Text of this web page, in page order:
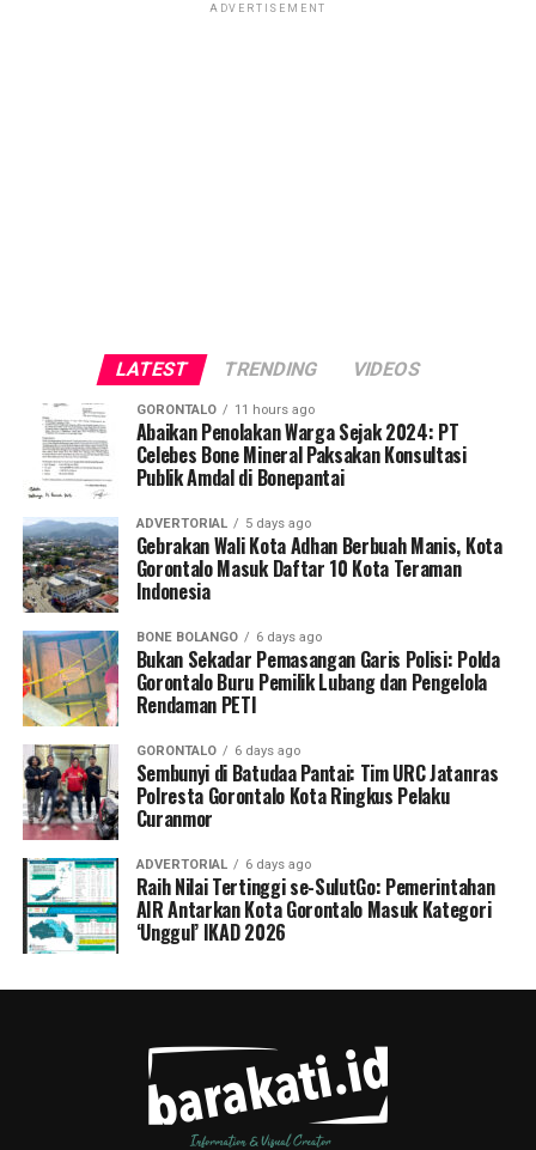
ADVERTISEMENT
LATEST TRENDING VIDEOS
GORONTALO 11 hours ago
Abaikan Penolakan Warga Sejak 2024: PT
Celebes Bone Mineral Paksakan Konsultasi
Publik Amdal di Bonepantai
ADVERTORIAL 5 days ago
Gebrakan Wali Kota Adhan Berbuah Manis, Kota
Gorontalo Masuk Daftar 10 Kota Teraman
Indonesia
BONE BOLANGO 6 days ago
Bukan Sekadar Pemasangan Garis Polisi: Polda
Gorontalo Buru Pemilik Lubang dan Pengelola
Rendaman PETI
GORONTALO 6 days ago
Sembunyi di Batudaa Pantai: Tim URC Jatanras
Polresta Gorontalo Kota Ringkus Pelaku
Curanmor
ADVERTORIAL 6 days ago
Raih Nilai Tertinggi se-SulutGo: Pemerintahan
AIR Antarkan Kota Gorontalo Masuk Kategori
‘Unggul’ IKAD 2026